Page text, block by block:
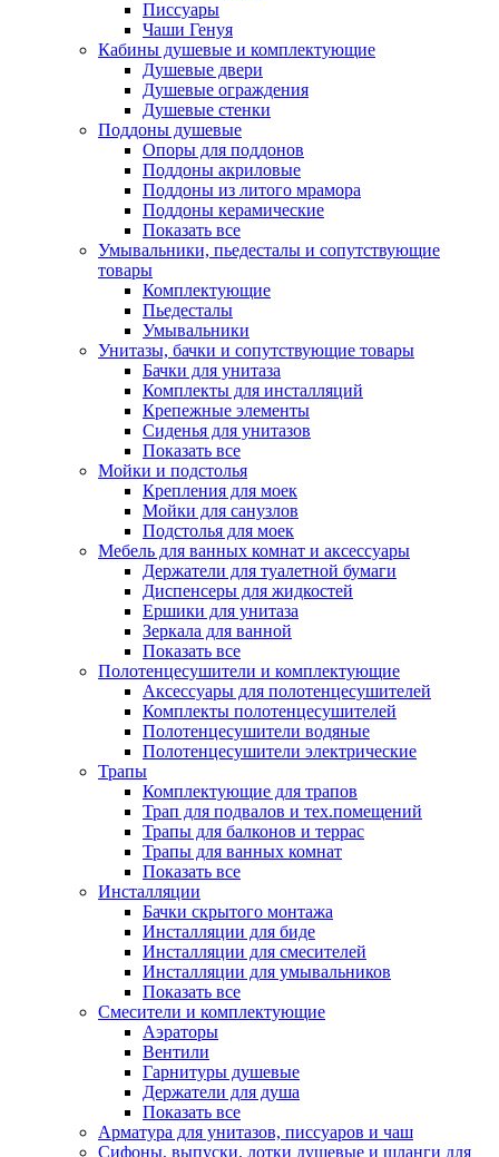
Писсуары
Чаши Генуя
Кабины душевые и комплектующие
Душевые двери
Душевые ограждения
Душевые стенки
Поддоны душевые
Опоры для поддонов
Поддоны акриловые
Поддоны из литого мрамора
Поддоны керамические
Показать все
Умывальники, пьедесталы и сопутствующие
товары
Комплектующие
Пьедесталы
Умывальники
Унитазы, бачки и сопутствующие товары
Бачки для унитаза
Комплекты для инсталляций
Крепежные элементы
Сиденья для унитазов
Показать все
Мойки и подстолья
Крепления для моек
Мойки для санузлов
Подстолья для моек
Мебель для ванных комнат и аксессуары
Держатели для туалетной бумаги
Диспенсеры для жидкостей
Ершики для унитаза
Зеркала для ванной
Показать все
Полотенцесушители и комплектующие
Аксессуары для полотенцесушителей
Комплекты полотенцесушителей
Полотенцесушители водяные
Полотенцесушители электрические
Трапы
Комплектующие для трапов
Трап для подвалов и тех.помещений
Трапы для балконов и террас
Трапы для ванных комнат
Показать все
Инсталляции
Бачки скрытого монтажа
Инсталляции для биде
Инсталляции для смесителей
Инсталляции для умывальников
Показать все
Смесители и комплектующие
Аэраторы
Вентили
Гарнитуры душевые
Держатели для душа
Показать все
Арматура для унитазов, писсуаров и чаш
Сифоны, выпуски, лотки душевые и шланги для